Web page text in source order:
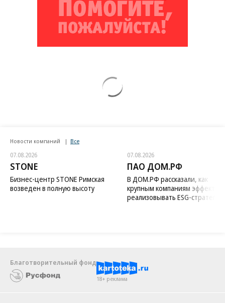
Новости компаний Все
07.08.2026
STONE
Бизнес-центр STONE Римская
возведен в полную высоту
07.08.2026
ПАО ДОМ.РФ
В ДОМ.РФ рассказали, как
крупным компаниям
реализовывать ESG-стратегию
Благотворительный фонд
18+ реклама